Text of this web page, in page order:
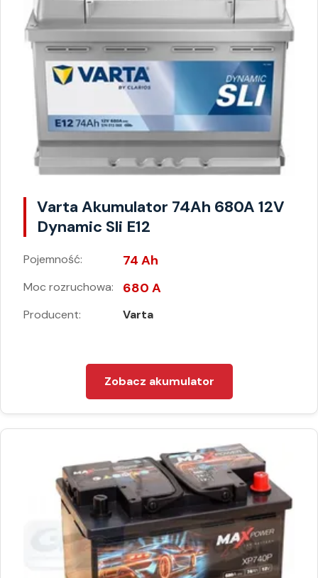
Varta Akumulator 74Ah 680A 12V
Dynamic Sli E12
Pojemność: 74 Ah
Moc rozruchowa: 680 A
Producent: Varta
Zobacz akumulator